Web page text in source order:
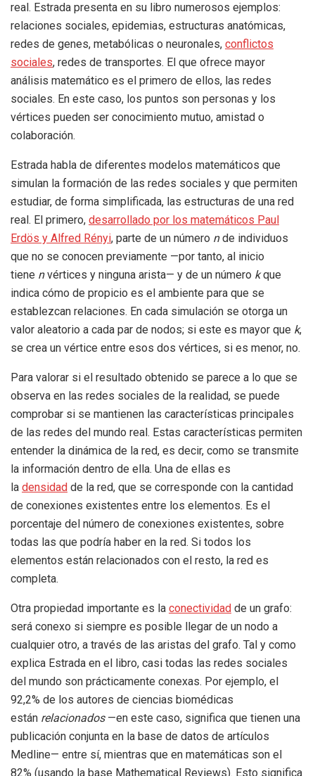
real. Estrada presenta en su libro numerosos ejemplos:
relaciones sociales, epidemias, estructuras anatómicas,
redes de genes, metabólicas o neuronales, conflictos
sociales, redes de transportes. El que ofrece mayor
análisis matemático es el primero de ellos, las redes
sociales. En este caso, los puntos son personas y los
vértices pueden ser conocimiento mutuo, amistad o
colaboración.
Estrada habla de diferentes modelos matemáticos que
simulan la formación de las redes sociales y que permiten
estudiar, de forma simplificada, las estructuras de una red
real. El primero, desarrollado por los matemáticos Paul
Erdös y Alfred Rényi, parte de un número nde individuos
que no se conocen previamente —por tanto, al inicio
tiene nvértices y ninguna arista— y de un número kque
indica cómo de propicio es el ambiente para que se
establezcan relaciones. En cada simulación se otorga un
valor aleatorio a cada par de nodos; si este es mayor que k,
se crea un vértice entre esos dos vértices, si es menor, no.
Para valorar si el resultado obtenido se parece a lo que se
observa en las redes sociales de la realidad, se puede
comprobar si se mantienen las características principales
de las redes del mundo real. Estas características permiten
entender la dinámica de la red, es decir, como se transmite
la información dentro de ella. Una de ellas es
la densidad de la red, que se corresponde con la cantidad
de conexiones existentes entre los elementos. Es el
porcentaje del número de conexiones existentes, sobre
todas las que podría haber en la red. Si todos los
elementos están relacionados con el resto, la red es
completa.
Otra propiedad importante es la conectividad de un grafo:
será conexo si siempre es posible llegar de un nodo a
cualquier otro, a través de las aristas del grafo. Tal y como
explica Estrada en el libro, casi todas las redes sociales
del mundo son prácticamente conexas. Por ejemplo, el
92,2% de los autores de ciencias biomédicas
están relacionados—en este caso, significa que tienen una
publicación conjunta en la base de datos de artículos
Medline— entre sí, mientras que en matemáticas son el
82% (usando la base Mathematical Reviews). Esto significa